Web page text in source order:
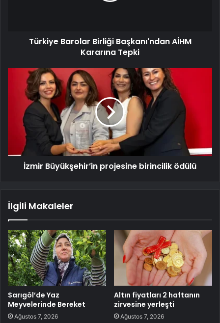
Türkiye Barolar Birliği Başkanı'ndan AİHM
Kararına Tepki
İzmir Büyükşehir’in projesine birincilik ödülü
İlgili Makaleler
Sarıgöl’de Yaz
Meyvelerinde Bereket
Ağustos 7, 2026
Altın fiyatları 2 haftanın
zirvesine yerleşti
Ağustos 7, 2026